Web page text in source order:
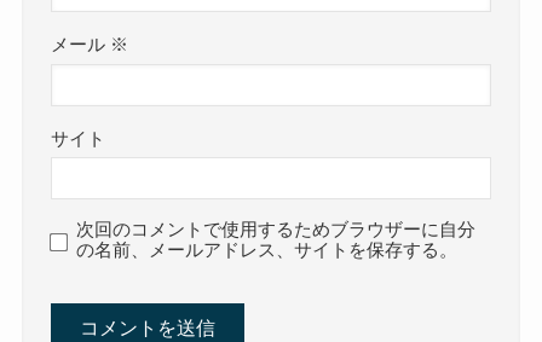
メール ※
サイト
次回のコメントで使用するためブラウザーに自分
の名前、メールアドレス、サイトを保存する。